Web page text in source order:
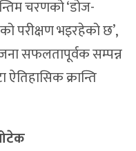
चरणको ‘डोज-
को परीक्षण भइरहेको छ’,
सफलतापूर्वक सम्पन्न
क्रान्ति